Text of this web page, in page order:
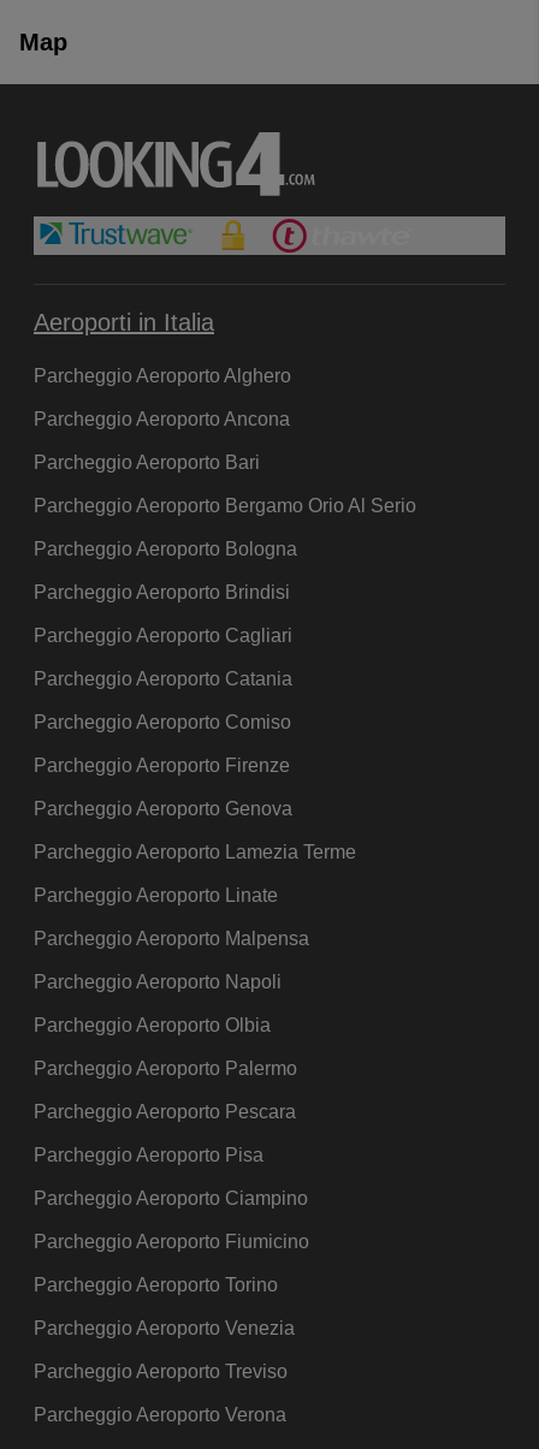
Map
Aeroporti in Italia
Parcheggio Aeroporto Alghero
Parcheggio Aeroporto Ancona
Parcheggio Aeroporto Bari
Parcheggio Aeroporto Bergamo Orio Al Serio
Parcheggio Aeroporto Bologna
Parcheggio Aeroporto Brindisi
Parcheggio Aeroporto Cagliari
Parcheggio Aeroporto Catania
Parcheggio Aeroporto Comiso
Parcheggio Aeroporto Firenze
Parcheggio Aeroporto Genova
Parcheggio Aeroporto Lamezia Terme
Parcheggio Aeroporto Linate
Parcheggio Aeroporto Malpensa
Parcheggio Aeroporto Napoli
Parcheggio Aeroporto Olbia
Parcheggio Aeroporto Palermo
Parcheggio Aeroporto Pescara
Parcheggio Aeroporto Pisa
Parcheggio Aeroporto Ciampino
Parcheggio Aeroporto Fiumicino
Parcheggio Aeroporto Torino
Parcheggio Aeroporto Venezia
Parcheggio Aeroporto Treviso
Parcheggio Aeroporto Verona